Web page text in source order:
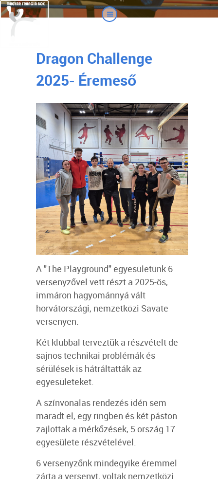
Dragon Challenge
2025- Éremeső
A "The Playground" egyesületünk 6
versenyzővel vett részt a 2025-ös,
immáron hagyománnyá vált
horvátországi, nemzetközi Savate
versenyen.
Két klubbal terveztük a részvételt de
sajnos technikai problémák és
sérülések is hátráltatták az
egyesületeket.
A színvonalas rendezés idén sem
maradt el, egy ringben és két páston
zajlottak a mérkőzések, 5 ország 17
egyesülete részvételével.
6 versenyzőnk mindegyike éremmel
zárta a versenyt, voltak nemzetközi